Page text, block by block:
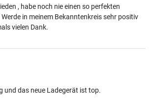
, habe noch nie einen so perfekten
in meinem Bekanntenkreis sehr positiv
vielen Dank.
und das neue Ladegerät ist top.